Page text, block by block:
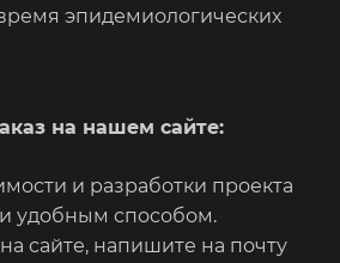
эпидемиологических
на нашем сайте:
и разработки проекта
удобным способом.
сайте, напишите на почту